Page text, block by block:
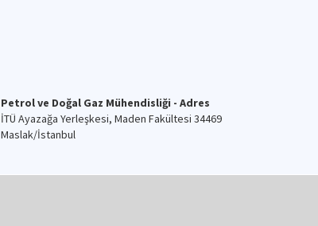
Petrol ve Doğal Gaz Mühendisliği - Adres
İTÜ Ayazağa Yerleşkesi, Maden Fakültesi 34469
Maslak/İstanbul